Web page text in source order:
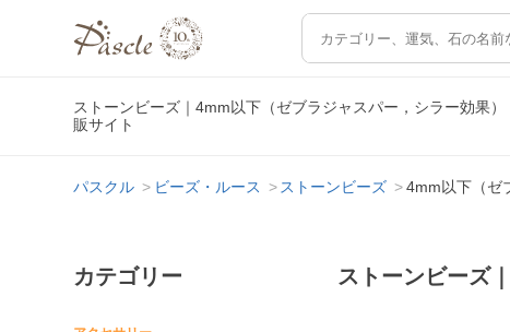
ストーンビーズ｜4mm以下（ゼブラジャスパー，シラー効果
販サイト
パスクル ビーズ・ルース ストーンビーズ 4mm以下（ゼ
カテゴリー ストーンビーズ